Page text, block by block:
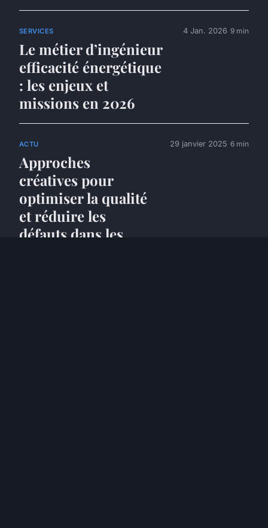
SERVICES
Le métier d’ingénieur
efficacité énergétique
: les enjeux et
missions en 2026
4 Jan. 2026 9 min
ACTU
Approches
créatives pour
optimiser la qualité
et réduire les
défauts dans les
29 janvier 2025 6 min